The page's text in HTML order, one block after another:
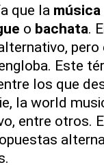
que la música
o bachata.
Este
los que
la world
entre otros.